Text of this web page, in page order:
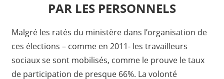
PAR LES PERSONNELS
Malgré les ratés du ministère dans l’organisation de
ces élections – comme en 2011- les travailleurs
sociaux se sont mobilisés, comme le prouve le taux
de participation de presque 66%. La volonté